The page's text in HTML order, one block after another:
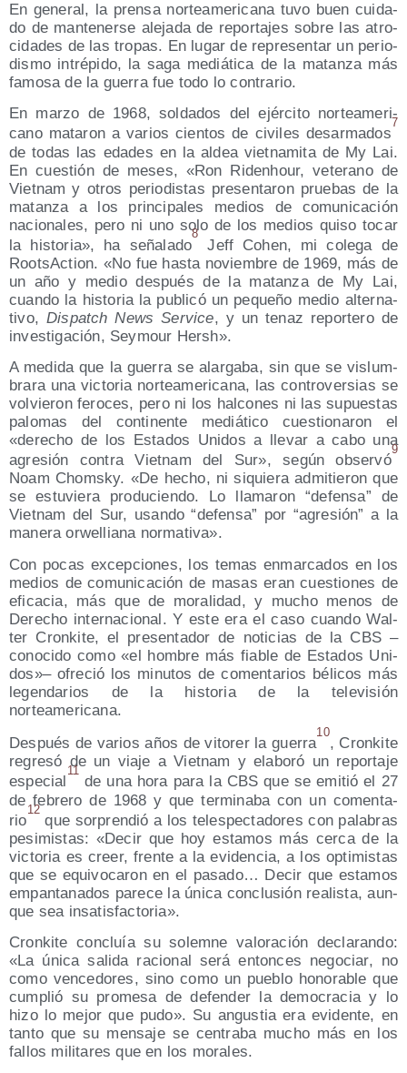
En gene­ral, la pren­sa nor­te­ame­ri­ca­na tuvo buen cui­da­
do de man­te­ner­se ale­ja­da de repor­ta­jes sobre las atro­
ci­da­des de las tro­pas. En lugar de repre­sen­tar un perio­
dis­mo intré­pi­do, la saga mediá­ti­ca de la matan­za más
famo­sa de la gue­rra fue todo lo contrario.
En mar­zo de 1968, sol­da­dos del ejér­ci­to nor­te­ame­ri­
cano mata­ron a varios cien­tos de civi­les des­ar­ma­dos
7
de todas las eda­des en la aldea viet­na­mi­ta de My Lai.
En cues­tión de meses, «Ron Ridenhour, vete­rano de
Viet­nam y otros perio­dis­tas pre­sen­ta­ron prue­bas de la
matan­za a los prin­ci­pa­les medios de comu­ni­ca­ción
nacio­na­les, pero ni uno solo de los medios qui­so tocar
la his­to­ria», ha seña­la­do
8
Jeff Cohen, mi cole­ga de
RootsAc­tion. «No fue has­ta noviem­bre de 1969, más de
un año y medio des­pués de la matan­za de My Lai,
cuan­do la his­to­ria la publi­có un peque­ño medio alter­na­
ti­vo, Dis­patch News Ser­vi­ce, y un tenaz repor­te­ro de
inves­ti­ga­ción, Sey­mour Hersh».
A medi­da que la gue­rra se alar­ga­ba, sin que se vis­lum­
bra­ra una vic­to­ria nor­te­ame­ri­ca­na, las con­tro­ver­sias se
vol­vie­ron fero­ces, pero ni los hal­co­nes ni las supues­tas
palo­mas del con­ti­nen­te mediá­ti­co cues­tio­na­ron el
«dere­cho de los Esta­dos Uni­dos a lle­var a cabo una
agre­sión con­tra Viet­nam del Sur», según obser­vó
9
Noam Chomsky. «De hecho, ni siquie­ra admi­tie­ron que
se estu­vie­ra pro­du­cien­do. Lo lla­ma­ron “defen­sa” de
Viet­nam del Sur, usan­do “defen­sa” por “agre­sión” a la
mane­ra orwe­llia­na normativa».
Con pocas excep­cio­nes, los temas enmar­ca­dos en los
medios de comu­ni­ca­ción de masas eran cues­tio­nes de
efi­ca­cia, más que de mora­li­dad, y mucho menos de
Dere­cho inter­na­cio­nal. Y este era el caso cuan­do Wal­
ter Cron­ki­te, el pre­sen­ta­dor de noti­cias de la CBS –
cono­ci­do como «el hom­bre más fia­ble de Esta­dos Uni­
dos»– ofre­ció los minu­tos de comen­ta­rios béli­cos más
legen­da­rios de la his­to­ria de la tele­vi­sión
norteamericana.
Des­pués de varios años de vito­rer la gue­rra
10
, Cron­ki­te
regre­só de un via­je a Viet­nam y ela­bo­ró un repor­ta­je
espe­cial
11
de una hora para la CBS que se emi­tió el 27
de febre­ro de 1968 y que ter­mi­na­ba con un comen­ta­
rio
12
que sor­pren­dió a los teles­pec­ta­do­res con pala­bras
pesi­mis­tas: «Decir que hoy esta­mos más cer­ca de la
vic­to­ria es creer, fren­te a la evi­den­cia, a los opti­mis­tas
que se equi­vo­ca­ron en el pasa­do… Decir que esta­mos
empan­ta­na­dos pare­ce la úni­ca con­clu­sión rea­lis­ta, aun­
que sea insatisfactoria».
Cron­ki­te con­cluía su solem­ne valo­ra­ción decla­ran­do:
«La úni­ca sali­da racio­nal será enton­ces nego­ciar, no
como ven­ce­do­res, sino como un pue­blo hono­ra­ble que
cum­plió su pro­me­sa de defen­der la demo­cra­cia y lo
hizo lo mejor que pudo». Su angus­tia era evi­den­te, en
tan­to que su men­sa­je se cen­tra­ba mucho más en los
fallos mili­ta­res que en los morales.